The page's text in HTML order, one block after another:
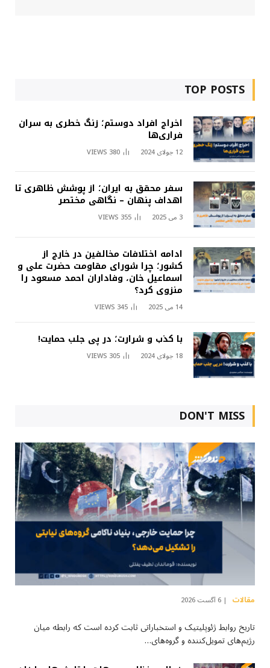
TOP POSTS
اخراج افراد دوستم؛ زنگ خطری به سران
فراری‌ها
12 جولای 2024 380
VIEWS
سفر محقق به ایران؛ از پوشش ظاهری تا
اهداف پنهان – نگاهی مختصر
3 می 2025 355
VIEWS
ادامه اختلافات مخالفین در خارج از
کشور؛ چرا شورای مقاومت حضرت علی و
اسماعیل خان، وفاداران احمد مسعود را
منزوی کرد؟
14 می 2025 345
VIEWS
با کذب و شرارت؛ در پی جلب حمایت!
18 جولای 2024 305
VIEWS
DON'T MISS
مقالات 6 آگست 2026
تاریخ روابط ژئوپلیتیک و استخباراتی ثابت کرده است که رابطه میان
رژیم‌های تمویل‌کننده و گروه‌های…